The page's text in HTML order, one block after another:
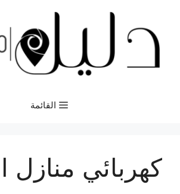
المحتوى
القائمة
كهربائي منازل